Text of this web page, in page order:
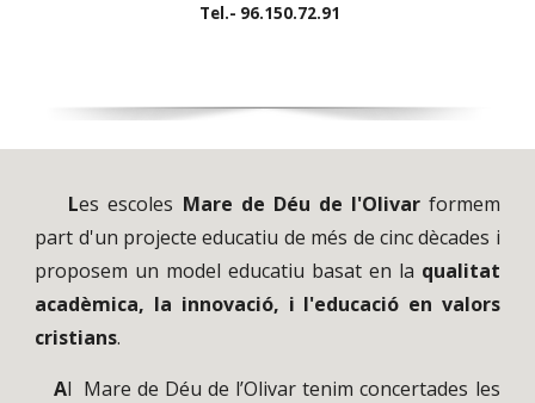
Tel.- 96.150.72.91
Les escoles Mare de Déu de l'Olivarformem
part d'un projecte educatiu de més de cinc dècades i
proposem un model educatiu basat en la qualitat
acadèmica, la innovació, i l'educació en valors
cristians.
Al Mare de Déu de l’Olivar tenim concertades les